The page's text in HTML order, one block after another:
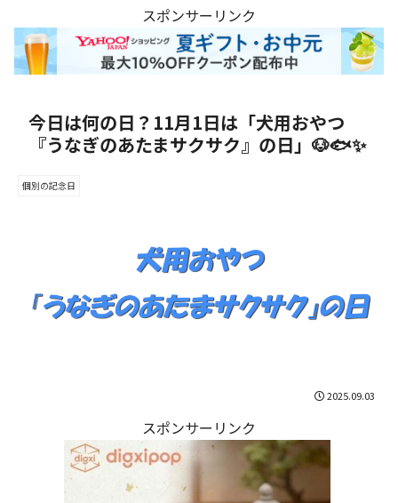
スポンサーリンク
今日は何の日？11月1日は「犬用おやつ
『うなぎのあたまサクサク』の日」🐶🐟✨
個別の記念日
2025.09.03
スポンサーリンク